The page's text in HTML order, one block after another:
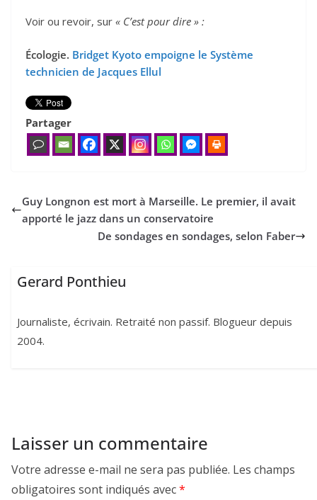
Voir ou revoir, sur « C’est pour dire » :
Écologie. Bridget Kyoto empoigne le Système
technicien de Jacques Ellul
Partager
Guy Longnon est mort à Marseille. Le premier, il avait
apporté le jazz dans un conservatoire
De sondages en sondages, selon Faber
Gerard Ponthieu
Journaliste, écrivain. Retraité non passif. Blogueur depuis
2004.
Laisser un commentaire
Votre adresse e-mail ne sera pas publiée. Les champs
obligatoires sont indiqués avec*